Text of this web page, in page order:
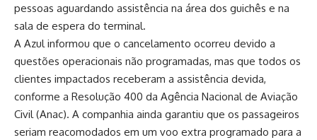
pessoas aguardando assistência na área dos guichês e na
sala de espera do terminal.
A Azul informou que o cancelamento ocorreu devido a
questões operacionais não programadas, mas que todos os
clientes impactados receberam a assistência devida,
conforme a Resolução 400 da Agência Nacional de Aviação
Civil (Anac). A companhia ainda garantiu que os passageiros
seriam reacomodados em um voo extra programado para a